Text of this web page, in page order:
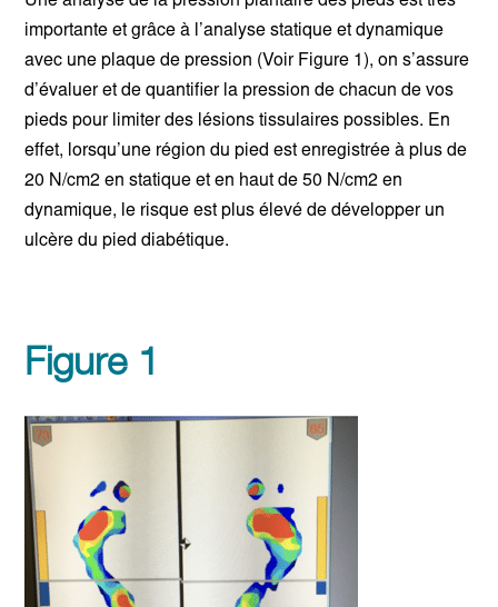
importante et grâce à l’analyse statique et dynamique
avec une plaque de pression (Voir Figure 1), on s’assure
d’évaluer et de quantifier la pression de chacun de vos
pieds pour limiter des lésions tissulaires possibles. En
effet, lorsqu’une région du pied est enregistrée à plus de
20 N/cm2 en statique et en haut de 50 N/cm2 en
dynamique, le risque est plus élevé de développer un
ulcère du pied diabétique.
Figure 1